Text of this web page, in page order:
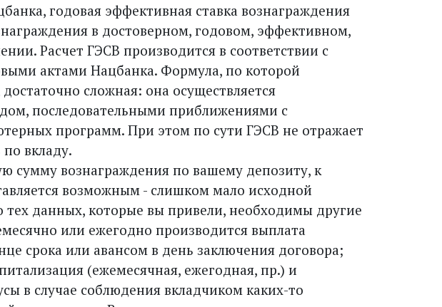
годовая эффективная ставка вознаграждения
в достоверном, годовом, эффективном,
Расчет ГЭСВ производится в соответствии с
актами Нацбанка. Формула, по которой
сложная: она осуществляется
последовательными приближениями с
программ. При этом по сути ГЭСВ не отражает
вкладу.
сумму вознаграждения по вашему депозиту, к
возможным - слишком мало исходной
данных, которые вы привели, необходимы другие
или ежегодно производится выплата
срока или авансом в день заключения договора;
(ежемесячная, ежегодная, пр.) и
в случае соблюдения вкладчиком каких-то